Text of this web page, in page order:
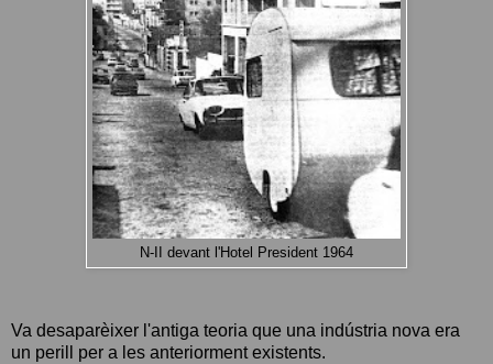
N-II devant l'Hotel President 1964
Va desaparèixer l'antiga teoria que una indústria nova era
un perill per a les anteriorment existents.